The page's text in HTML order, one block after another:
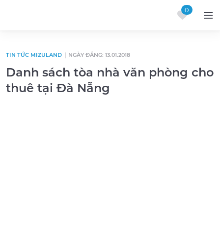
0
TIN TỨC MIZULAND NGÀY ĐĂNG: 13.01.2018
Danh sách tòa nhà văn phòng cho
thuê tại Đà Nẵng